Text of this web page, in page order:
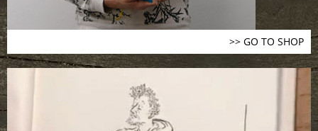
>> GO TO SHOP